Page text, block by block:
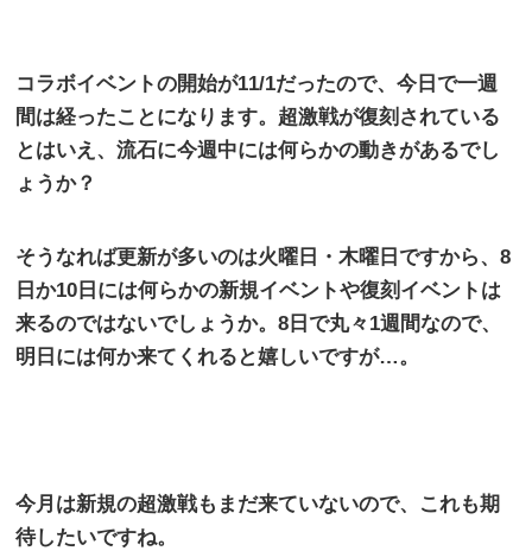
コラボイベントの開始が11/1だったので、今日で一週
間は経ったことになります。超激戦が復刻されている
とはいえ、流石に今週中には何らかの動きがあるでし
ょうか？
そうなれば更新が多いのは火曜日・木曜日ですから、8
日か10 日には何らかの新規イベントや復刻イベントは
来るのではないでしょうか。8 日で丸々 1週間なので、
明日には何か来てくれると嬉しいですが…。
今月は新規の超激戦もまだ来ていないので、これも期
待したいですね。